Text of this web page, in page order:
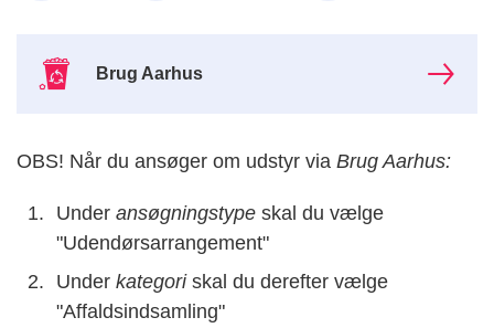
Brug Aarhus
OBS! Når du ansøger om udstyr via Brug Aarhus:
Under ansøgningstype skal du vælge
"Udendørsarrangement"
Under kategoriskal du derefter vælge
"Affaldsindsamling"